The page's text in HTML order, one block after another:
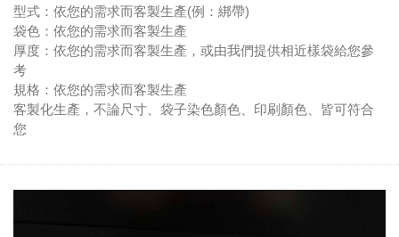
型式：依您的需求而客製生產(例：綁帶)
袋色：依您的需求而客製生產
厚度：依您的需求而客製生產，或由我們提供相近樣袋給您參
考
規格：依您的需求而客製生產
客製化生產，不論尺寸、袋子染色顏色、印刷顏色、皆可符合
您